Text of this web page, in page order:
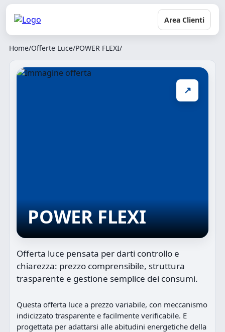
Area Clienti
Home/Offerte Luce/POWER FLEXI/
↗
POWER FLEXI
Offerta luce pensata per darti controllo e
chiarezza: prezzo comprensibile, struttura
trasparente e gestione semplice dei consumi.
Questa offerta luce a prezzo variabile, con meccanismo
indicizzato trasparente e facilmente verificabile. E
progettata per adattarsi alle abitudini energetiche della